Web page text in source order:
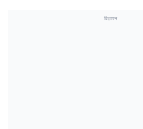
विज्ञापन